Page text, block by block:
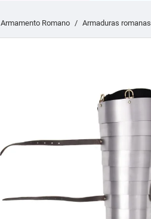
Armamento Romano Armaduras romanas